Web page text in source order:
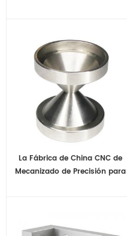
La Fábrica de China CNC de
Mecanizado de Precisión para